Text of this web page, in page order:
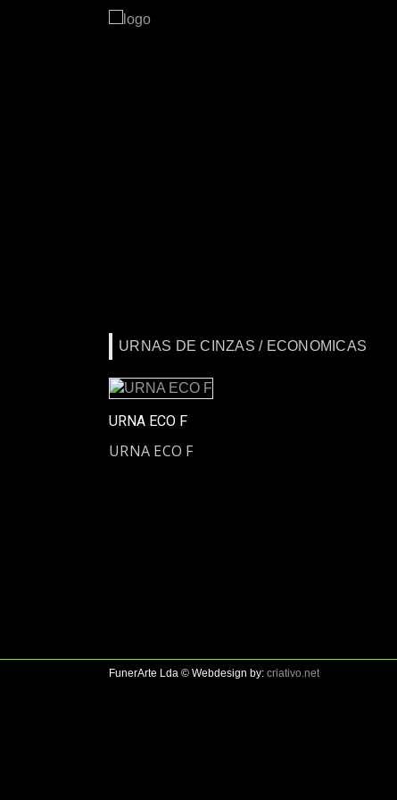
URNAS DE CINZAS / ECONOMICAS
URNA ECO F
URNA ECO F
FunerArte Lda © Webdesign by: criativo.net